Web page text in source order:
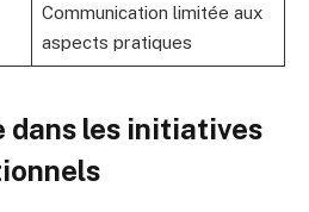
Communication limitée aux
aspects pratiques
dans les initiatives